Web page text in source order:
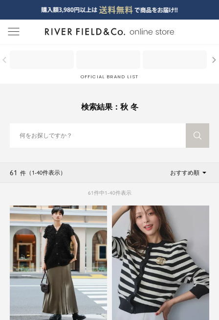
menu
OFFICIAL BRAND LIST
検索結果：秋 冬
61 件 （1-40件表示） おすすめ順
61件中1-40件表示